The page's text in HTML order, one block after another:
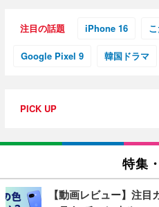
注目の話題 iPhone 16
Google Pixel 9 韓国ドラマ
PICK UP
特集
【動画レビュー】注